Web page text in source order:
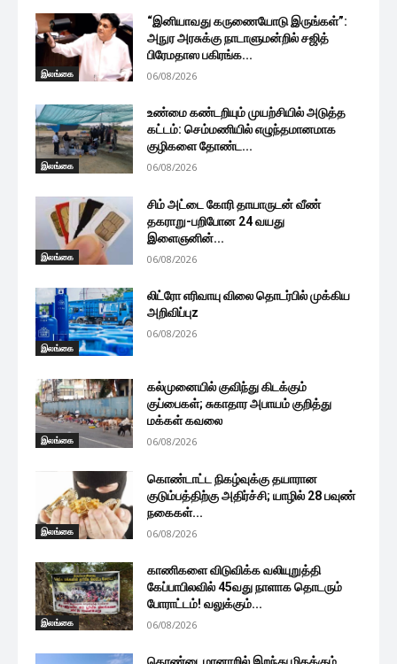
இலங்கை
“இனியாவது கருணையோடு இருங்கள்”:
அநுர அரசுக்கு நாடாளுமன்றில் சஜித்
பிரேமதாஸ பகிரங்க...
06/08/2026
இலங்கை
உண்மை கண்டறியும் முயற்சியில் அடுத்த
கட்டம்: செம்மணியில் எழுந்தமானமாக
குழிகளை தோண்ட...
06/08/2026
இலங்கை
சிம் அட்டை கோரி தாயாருடன் வீண்
தகராறு-பறிபோன 24 வயது
இளைஞனின்...
06/08/2026
இலங்கை
லிட்ரோ எரிவாயு விலை தொடர்பில் முக்கிய
அறிவிப்புz
06/08/2026
இலங்கை
கல்முனையில் குவிந்து கிடக்கும்
குப்பைகள்; சுகாதார அபாயம் குறித்து
மக்கள் கவலை
06/08/2026
இலங்கை
கொண்டாட்ட நிகழ்வுக்கு தயாரான
குடும்பத்திற்கு அதிர்ச்சி; யாழில் 28 பவுண்
நகைகள்...
06/08/2026
இலங்கை
காணிகளை விடுவிக்க வலியுறுத்தி
கேப்பாபிலவில் 45வது நாளாக தொடரும்
போராட்டம்! வலுக்கும்...
06/08/2026